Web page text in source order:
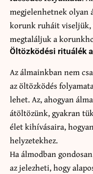
megjelenhetnek olyan
korunk ruháit viseljük,
megtaláljuk a
Öltözködési rituálék
Az álmainkban nem
az öltözködés
lehet. Az, ahogyan
átöltözünk, gyakran
élet kihívásaira,
helyzetekhez.
Ha álmodban
az jelezheti, hogy